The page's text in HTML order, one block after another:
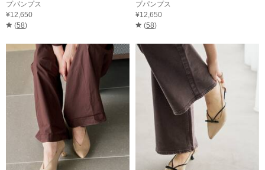
プパンプス
¥12,650
(58)
プパンプス
¥12,650
(58)